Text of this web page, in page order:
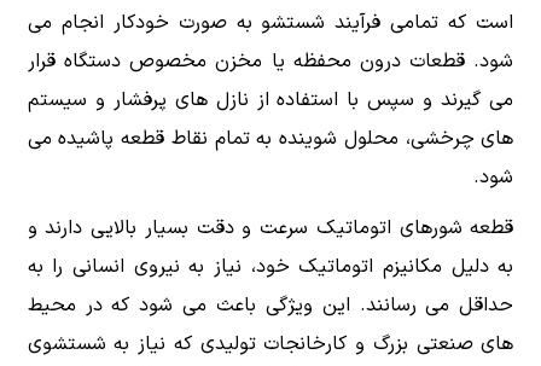
است که تمامی فرآیند شستشو به صورت خودکار انجام می
شود. قطعات درون محفظه یا مخزن مخصوص دستگاه قرار
می گیرند و سپس با استفاده از نازل های پرفشار و سیستم
های چرخشی، محلول شوینده به تمام نقاط قطعه پاشیده می
شود.
قطعه شورهای اتوماتیک سرعت و دقت بسیار بالایی دارند و
به دلیل مکانیزم اتوماتیک خود، نیاز به نیروی انسانی را به
حداقل می رسانند. این ویژگی باعث می شود که در محیط
های صنعتی بزرگ و کارخانجات تولیدی که نیاز به شستشوی